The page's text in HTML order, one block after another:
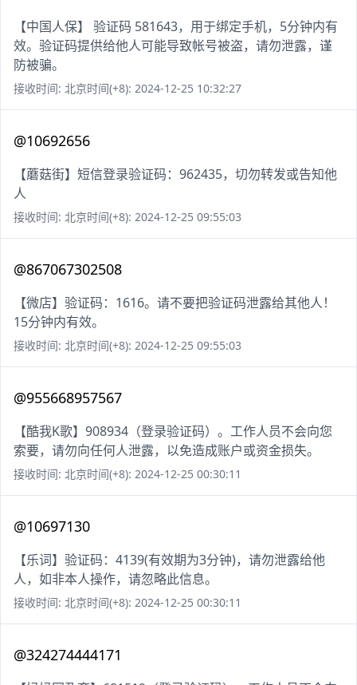
【中国人保】 验证码 581643，用于绑定手机，5分钟内有
效。验证码提供给他人可能导致帐号被盗，请勿泄露，谨
防被骗。
接收时间: 北京时间(+8): 2024-12-25 10:32:27
@10692656
【蘑菇街】短信登录验证码：962435，切勿转发或告知他
人
接收时间: 北京时间(+8): 2024-12-25 09:55:03
@867067302508
【微店】验证码：1616。请不要把验证码泄露给其他人！
15分钟内有效。
接收时间: 北京时间(+8): 2024-12-25 09:55:03
@955668957567
【酷我K歌】908934（登录验证码）。工作人员不会向您
索要，请勿向任何人泄露，以免造成账户或资金损失。
接收时间: 北京时间(+8): 2024-12-25 00:30:11
@10697130
【乐词】验证码：4139(有效期为3分钟)，请勿泄露给他
人，如非本人操作，请忽略此信息。
接收时间: 北京时间(+8): 2024-12-25 00:30:11
@324274444171